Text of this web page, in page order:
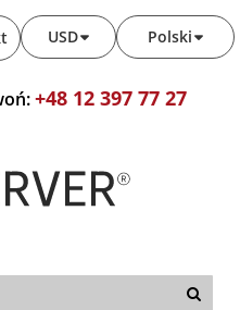
Polski
USD
+48 12 397 77 27